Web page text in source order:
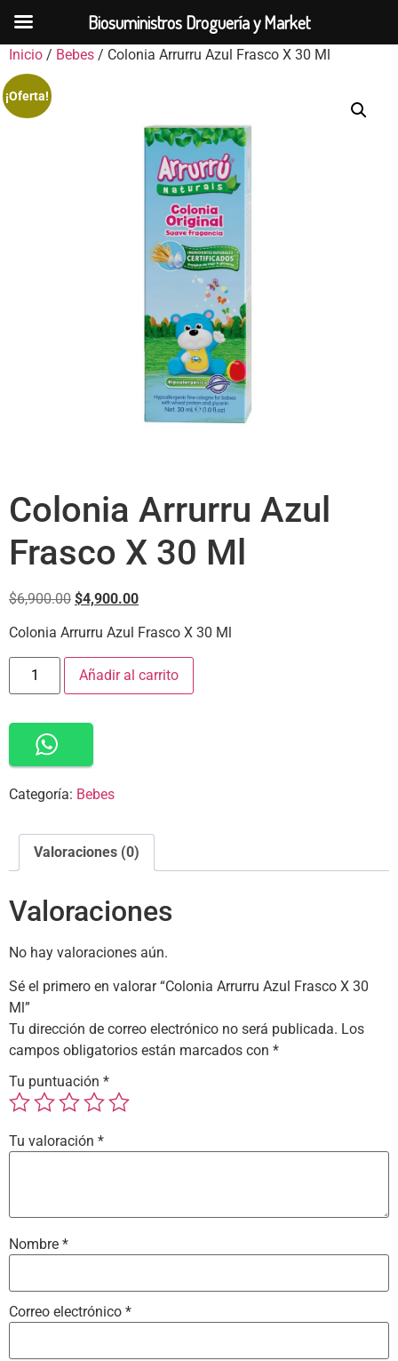
Inicio / Bebes / Colonia Arrurru Azul Frasco X 30 Ml
¡Oferta!
Colonia Arrurru Azul
Frasco X 30 Ml
$6,900.00 $4,900.00
Colonia Arrurru Azul Frasco X 30 Ml
Añadir al carrito
Categoría: Bebes
Valoraciones (0)
Valoraciones
No hay valoraciones aún.
Sé el primero en valorar “Colonia Arrurru Azul Frasco X 30
Ml”
Tu dirección de correo electrónico no será publicada. Los
campos obligatorios están marcados con *
Tu puntuación *
Tu valoración *
Nombre *
Correo electrónico *
Biosuministros Droguería y Market